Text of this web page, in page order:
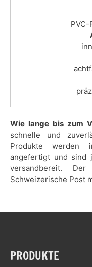
PVC-
Wie lange bis zum
schnelle und
Produkte werden
angefertigt und sind
versandbereit.
Schweizerische Post
PRODUKTE